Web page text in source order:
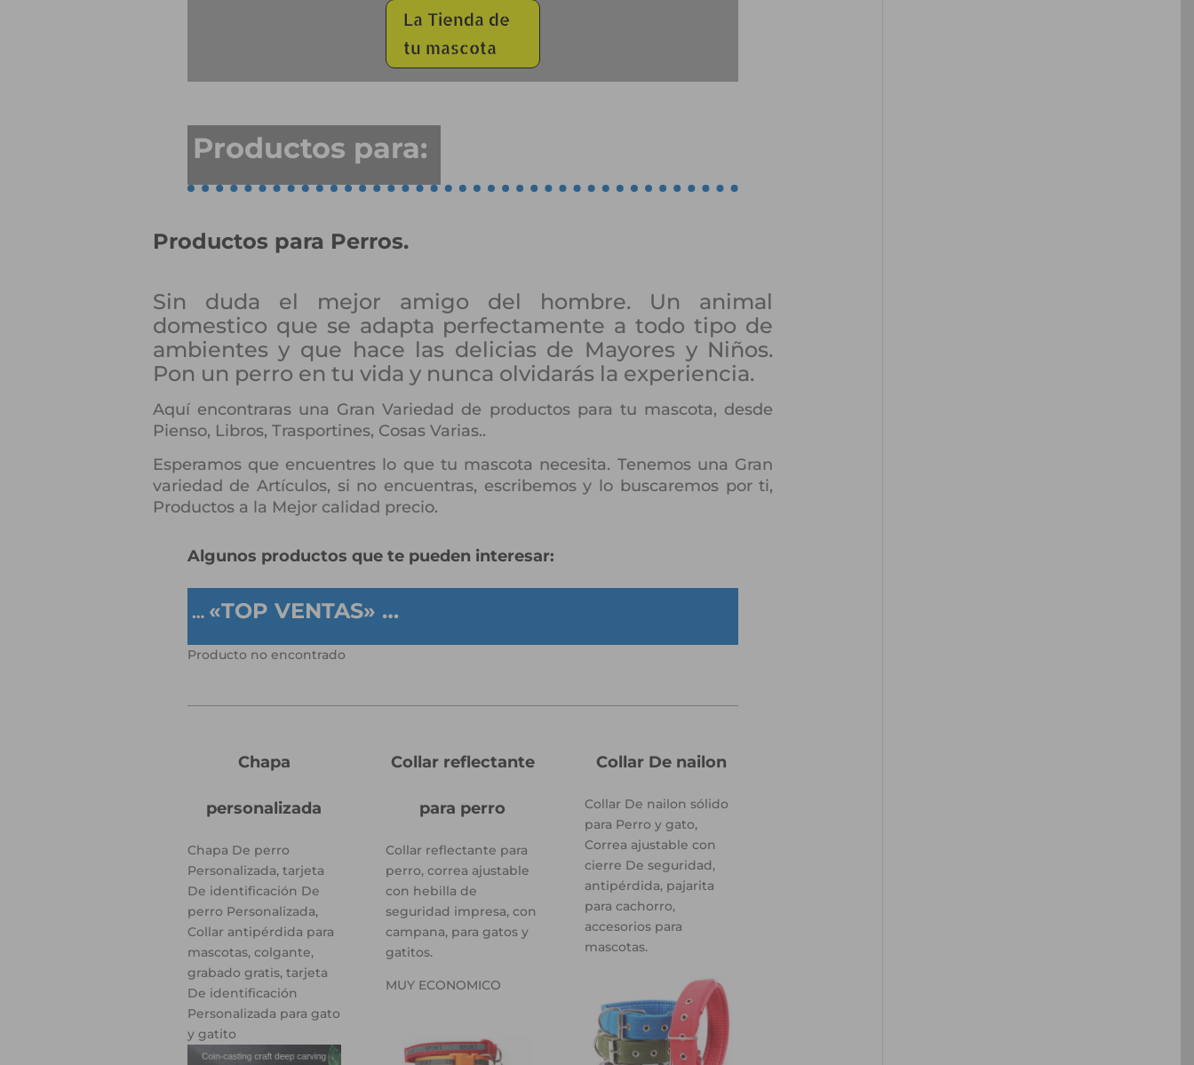
La Tienda de
tu mascota
Productos para:
Productos para Perros.
Sin duda el mejor amigo del hombre. Un animal
domestico que se adapta perfectamente a todo tipo de
ambientes y que hace las delicias de Mayores y Niños.
Pon un perro en tu vida y nunca olvidarás la experiencia.
Aquí encontraras una Gran Variedad de productos para tu mascota, desde
Pienso, Libros, Trasportines, Cosas Varias..
Esperamos que encuentres lo que tu mascota necesita. Tenemos una Gran
variedad de Artículos, si no encuentras, escribemos y lo buscaremos por ti,
Productos a la Mejor calidad precio.
Algunos productos que te pueden interesar:
… «TOP VENTAS» …
Producto no encontrado
Chapa
personalizada
Chapa De perro
Personalizada, tarjeta
De identificación De
perro Personalizada,
Collar antipérdida para
mascotas, colgante,
grabado gratis, tarjeta
De identificación
Personalizada para gato
y gatito
Collar reflectante
para perro
Collar reflectante para
perro, correa ajustable
con hebilla de
seguridad impresa, con
campana, para gatos y
gatitos.
MUY ECONOMICO
Collar De nailon
Collar De nailon sólido
para Perro y gato,
Correa ajustable con
cierre De seguridad,
antipérdida, pajarita
para cachorro,
accesorios para
mascotas.